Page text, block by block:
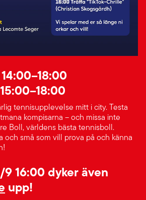
tennisupplevelse mitt i city. Testa
kompisarna – och missa inte
Boll, världens bästa tennisboll.
och små som vill prova på och känna
9 16:00 dyker även
upp!